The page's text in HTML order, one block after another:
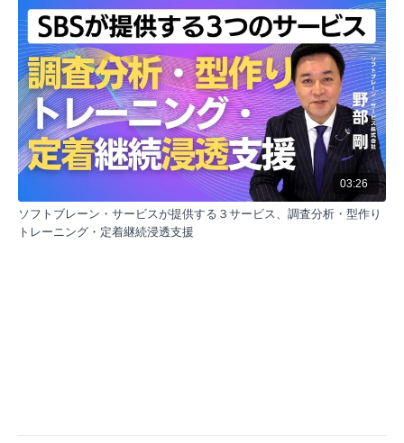
03:26
ソフトブレーン・サービスが提供する３サービス、調査分析・型作り
トレーニング・定着継続浸透支援